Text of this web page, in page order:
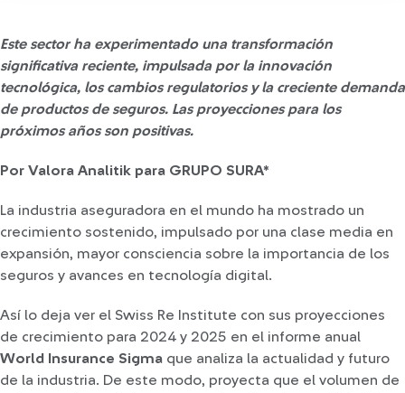
Este sector ha experimentado una transformación
significativa reciente, impulsada por la innovación
tecnológica, los cambios regulatorios y la creciente demanda
de productos de seguros. Las proyecciones para los
próximos años son positivas.
Por Valora Analitik para GRUPO SURA*
La industria aseguradora en el mundo ha mostrado un
crecimiento sostenido, impulsado por una clase media en
expansión, mayor consciencia sobre la importancia de los
seguros y avances en tecnología digital.
Así lo deja ver el Swiss Re Institute con sus proyecciones
de crecimiento para 2024 y 2025 en el informe anual
World Insurance Sigma que analiza la actualidad y futuro
de la industria. De este modo, proyecta que el volumen de